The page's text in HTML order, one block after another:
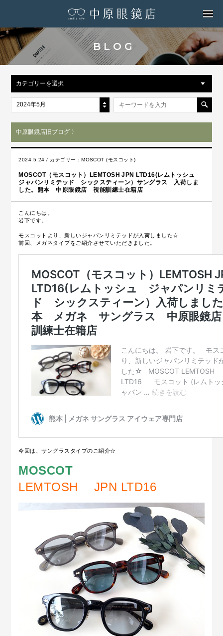
BLOG
カテゴリーを選択
2024年5月
中原眼鏡店旧ブログ 〉
2024.5.24 / カテゴリー：MOSCOT (モスコット)
MOSCOT（モスコット）LEMTOSH JPN LTD16(レムトッシュ
ジャパンリミテッド シックスティーン）サングラス 入荷しま
した。熊本 中原眼鏡店 視能訓練士在籍店
こんにちは。
岩下です。
モスコットより、新しいジャパンリミテッドが入荷しました☆
前回、メガネタイプをご紹介させていただきました。
今回は、サングラスタイプのご紹介☆
MOSCOT
LEMTOSH JPN LTD16